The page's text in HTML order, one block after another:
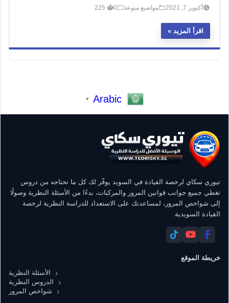
أكتوبر 7, 2021 مواضيع منوعة 0
225
اقرأ المزيد
Arabic
▼
تيوري سكاي لرخصة القيادة في السويد يوفّر لك كل ما تحتاجه من دروس
تغطي جميع جوانب قوانين المرور والمركبات، بدءًا من الأسئلة النظرية وصولًا
إلى شواخص المرور، لمساعدتك على الاستعداد للدراسة النظرية لرخصة
القيادة السويدية.
خريطة الموقع
الأسئلة النظرية
الدروس النظرية
شواخص المرور